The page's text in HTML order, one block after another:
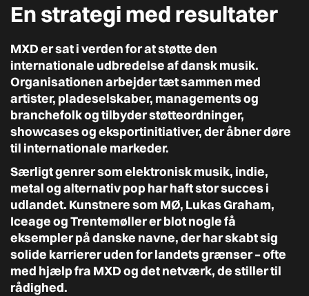
En strategi med resultater
MXD er sat i verden for at støtte den
internationale udbredelse af dansk musik.
Organisationen arbejder tæt sammen med
artister, pladeselskaber, managements og
branchefolk og tilbyder støtteordninger,
showcases og eksportinitiativer, der åbner døre
til internationale markeder.
Særligt genrer som elektronisk musik, indie,
metal og alternativ pop har haft stor succes i
udlandet. Kunstnere som MØ, Lukas Graham,
Iceage og Trentemøller er blot nogle få
eksempler på danske navne, der har skabt sig
solide karrierer uden for landets grænser – ofte
med hjælp fra MXD og det netværk, de stiller til
rådighed.